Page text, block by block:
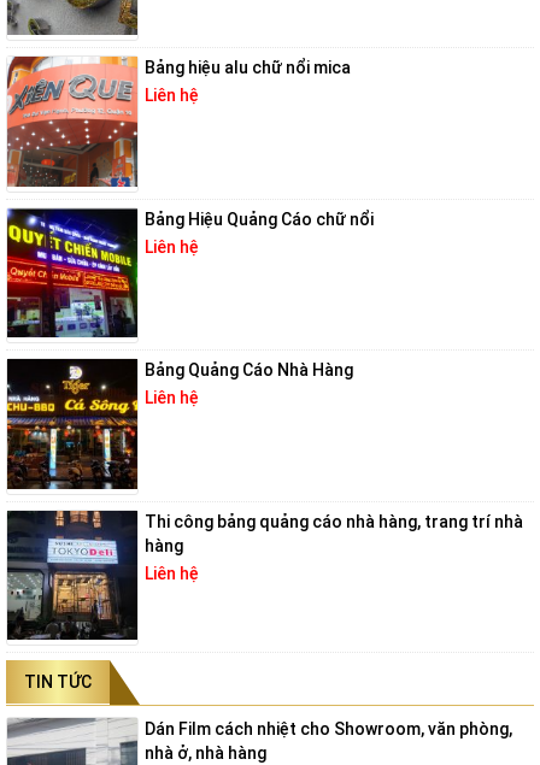
Bảng hiệu alu chữ nổi mica
Liên hệ
Bảng Hiệu Quảng Cáo chữ nổi
Liên hệ
Bảng Quảng Cáo Nhà Hàng
Liên hệ
Thi công bảng quảng cáo nhà hàng, trang trí nhà
hàng
Liên hệ
TIN TỨC
Dán Film cách nhiệt cho Showroom, văn phòng,
nhà ở, nhà hàng